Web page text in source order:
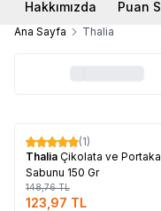
Hakkımızda
Puan
Ana Sayfa Thalia
%17
(1)
Thalia Çikolata ve
Sabunu 150 Gr
148,76TL
123,97 TL